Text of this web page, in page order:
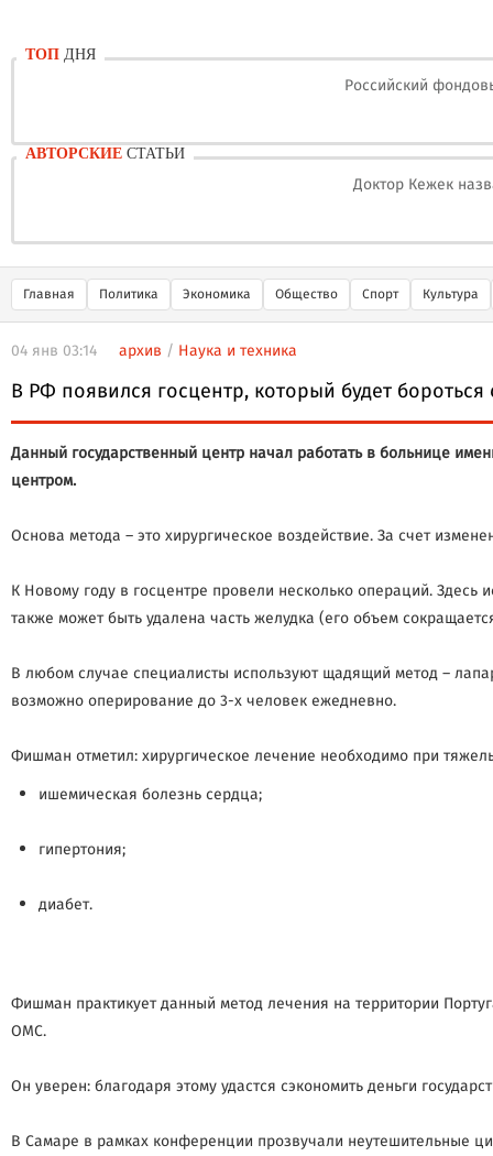
ТОП ДНЯ
Российский
АВТОРСКИЕ СТАТЬИ
Доктор Кежек
Главная Политика Экономика Общество Спорт Культура
04 янв 03:14 архив / Наука и техника
В РФ появился госцентр, который будет
Данный государственный центр начал работать в больнице
центром.
Основа метода – это хирургическое воздействие. За счет
К Новому году в госцентре провели несколько операций. Здесь
также может быть удалена часть желудка (его объем
В любом случае специалисты используют щадящий метод –
возможно оперирование до 3-х человек ежедневно.
Фишман отметил: хирургическое лечение необходимо при
ишемическая болезнь сердца;
гипертония;
диабет.
Фишман практикует данный метод лечения на территории
ОМС.
Он уверен: благодаря этому удастся сэкономить деньги
В Самаре в рамках конференции прозвучали неутешительные